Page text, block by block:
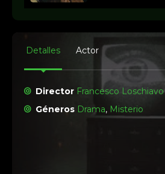
Detalles Actor
Director Francesco Loschiavo
Géneros Drama, Misterio